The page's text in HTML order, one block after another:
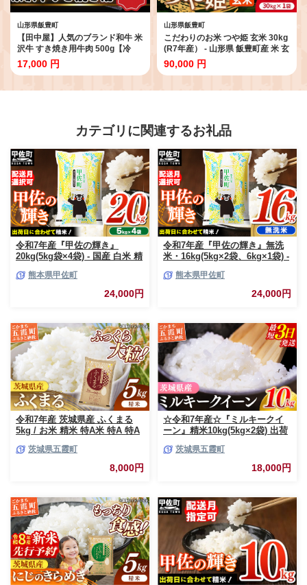
山形県飯豊町
【田中屋】人気のブランド和牛 米
沢牛 すき焼き用牛肉 500g【冷
凍】 - ブランド牛 国産 和牛 黒毛
和牛 すき焼き 牛肉 牛スライス 使
県 飯豊町
17,000 円
山形県飯豊町
こだわりのお米 つや姫 玄米 30kg
(R7年産） - 山形県 飯豊町産 米 玄
米ごはん 品種 銘柄 ブランド米 玄
米食 食物繊維 ビタミン おすすめ
定】
90,000 円
カテゴリに関連するお礼品
令和7年産『甲佐の輝き』
20kg(5kg袋×4袋) - 国産 白米 精
訳あり 厳選 マイスター 生活応
援 ひのひかり 森のくまさん お
すすめ 熊本県 甲佐町【価格改
熊本県甲佐町
24,000円
令和7年産『甲佐の輝き』無洗
米・16kg(5kg×2袋、6kg×1袋) -
米 複数原料米 訳あり 厳選 マイ
スター 生活応援 ひのひかり 森
のくまさん おすすめ 熊本県 甲
熊本県甲佐町
24,000円
令和7年産 茨城県産 ふくまる
5kg / お米 精米 特A米 特A 特A
五霞町【価格改定X】
茨城県五霞町
8,000円
☆令和7年産☆『ミルキークイ
ーン』精米10kg(5kg×2袋) 出荷
10kg コメ こめ 人気 銘柄 家計
応援 中山産業 家庭用 茨城県産
茨城県 五霞町【価格変更AB】
茨城県五霞町
18,000円